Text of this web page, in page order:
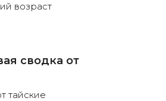
возраст
сводка от
тайские